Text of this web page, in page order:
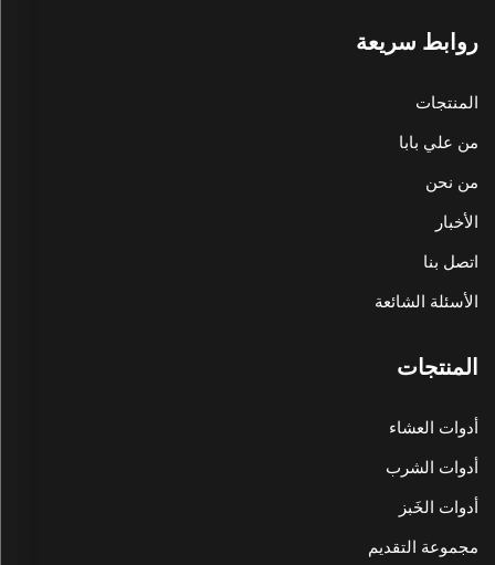
روابط سريعة
المنتجات
من علي بابا
من نحن
الأخبار
اتصل بنا
الأسئلة الشائعة
المنتجات
أدوات العشاء
أدوات الشرب
أدوات الخَبز
مجموعة التقديم